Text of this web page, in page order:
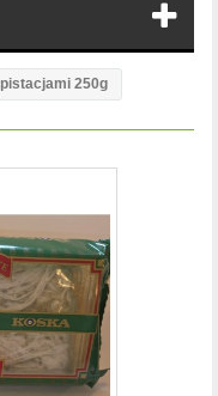
250g